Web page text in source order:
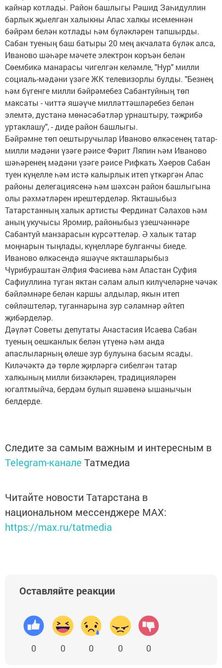
кайнар котлады. Район башлыгы Рәшид Заһидуллин
барлык җыелган халыкны Апас халкы исеменнән
бәйрәм белән котлады һәм бүләкләрен тапшырды.
Сабан туеның баш батыры 20 мең акчалата бүләк алса,
Иваново шәһәре мәчете электрон коръән белән
Сөембикә манарасы чигелгән келәмле, "Нур" милли
социаль-мәдәни үзәге ЖК телевизорлы булды. "Безнең
һәм бүгенге милли бәйрәмебез Сабантуйның төп
максаты - читтә яшәүче милләттәшләребез белән
элемтә, дустанә мөнәсәбәтләр урнаштыру, тәҗрибә
уртаклашу", - диде район башлыгы.
Бәйрәмне төп оештыручылар Иваново өлкәсенең татар-
милли мәдәни үзәге рәисе Фәрит Ляпин һәм Иваново
шәһәренең мәдәни үзәге рәисе Рифкать Хәеров Сабан
туен күңелле һәм истә калырлык итеп үткәргән Апас
районы делегациясенә һәм шәхсән район башлыгына
олы рәхмәтләрен ирештерделәр. Якташыбыз
Татарстанның халык артисты Фердинат Сәлахов һәм
аның укучысы Яромир, районыбыз үзешчәннәре
Сабантуй манзарасын күрсәттеләр. Ә халык татар
моңнарын тыңлады, күңелләре булганчы биеде.
Иваново өлкәсендә яшәүче якташларыбыз
Чүрибураштан Әлфия Фасиева һәм Апастан Суфия
Сафиуллина туган яктан сәлам алып килүчеләрне чәчәк
бәйләмнәре белән каршы алдылар, якын итеп
сөйләштеләр, туганнарына зур сәламнәр әйтеп
җибәрделәр.
Дәүләт Советы депутаты Анастасия Исаева Сабан
туеның оешканлык белән үтүенә һәм анда
апаслыларның өлеше зур булуына басым ясады.
Киләчәктә дә төрле җирләргә сибелгән татар
халкының милли бизәкләрен, традицияләрен
югалтмыйча, бердәм булып яшәвенә ышанычын
белдерде.
Следите за самым важным и интересным в
Telegram-канале Татмедиа
Читайте новости Татарстана в
национальном мессенджере MАХ:
https://max.ru/tatmedia
Оставляйте реакции
0 0 0 0 0